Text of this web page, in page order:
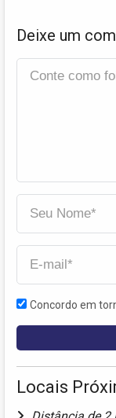
Deixe um
Concordo em
Locais